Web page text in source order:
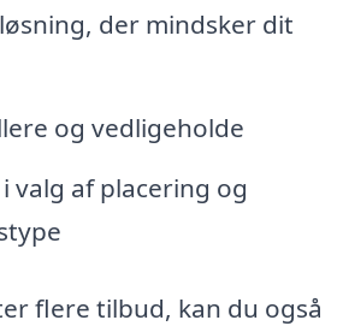
der mindsker dit
og vedligeholde
valg af placering og
flere tilbud, kan du også